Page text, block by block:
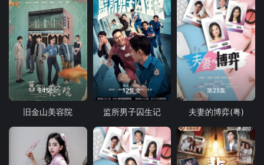
24集全
旧金山美容院
12集全
监所男子囚生记
第25集
夫妻的博弈(粤)